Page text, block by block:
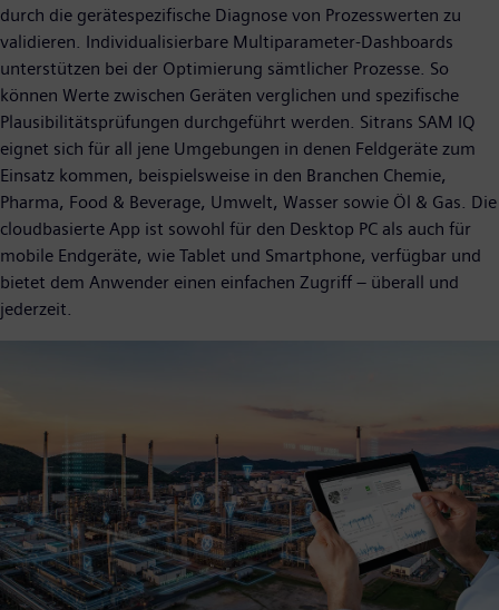
durch die gerätespezifische Diagnose von Prozesswerten zu
validieren. Individualisierbare Multiparameter-Dashboards
unterstützen bei der Optimierung sämtlicher Prozesse. So
können Werte zwischen Geräten verglichen und spezifische
Plausibilitätsprüfungen durchgeführt werden. Sitrans SAM IQ
eignet sich für all jene Umgebungen in denen Feldgeräte zum
Einsatz kommen, beispielsweise in den Branchen Chemie,
Pharma, Food & Beverage, Umwelt, Wasser sowie Öl & Gas. Die
cloudbasierte App ist sowohl für den Desktop PC als auch für
mobile Endgeräte, wie Tablet und Smartphone, verfügbar und
bietet dem Anwender einen einfachen Zugriff – überall und
jederzeit.